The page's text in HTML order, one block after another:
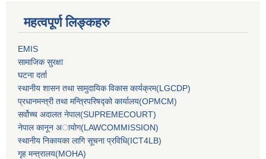
महत्वपूर्ण लिङ्कहरु
EMIS
सामाजिक सुरक्षा
घटना दर्ता
स्थानीय शासन तथा सामुदायिक विकास कार्यक्रम(LGCDP)
प्रधानमन्‍त्री तथा मन्‍त्रिपरिषद्को कार्यालय(OPMCM)
सर्वोच्‍च अदालत नेपाल(SUPREMECOURT)
नेपाल कानून अायोग(LAWCOMMISSION)
स्थानीय निकायका लागि सूचना प्रविधि(ICT4LB)
गृह मन्‍त्रालय(MOHA)